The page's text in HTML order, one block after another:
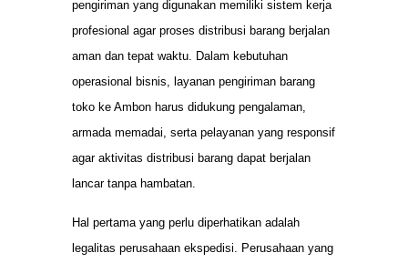
pengiriman yang digunakan memiliki sistem kerja
profesional agar proses distribusi barang berjalan
aman dan tepat waktu. Dalam kebutuhan
operasional bisnis, layanan pengiriman barang
toko ke Ambon harus didukung pengalaman,
armada memadai, serta pelayanan yang responsif
agar aktivitas distribusi barang dapat berjalan
lancar tanpa hambatan.
Hal pertama yang perlu diperhatikan adalah
legalitas perusahaan ekspedisi. Perusahaan yang